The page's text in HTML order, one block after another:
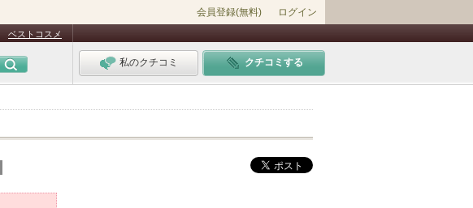
会員登録(無料) ログイン
ベストコスメ
私のクチコミ クチコミする